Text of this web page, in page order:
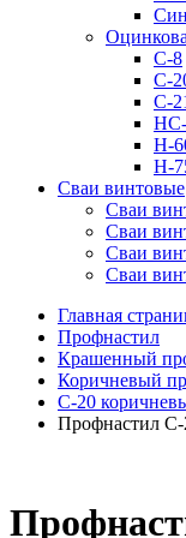
С-8
С-
С-
Н-
Н-
Сваи винтовые
Сваи
Сваи
Сваи
Сваи
Главная
Профнастил
Крашенный
Коричневый
С-20
Профнастил